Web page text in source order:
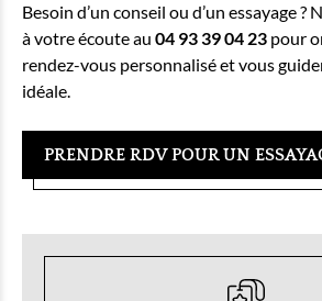
Besoin d’un conseil ou d’un essayage
à votre écoute au 04 93 39 04 23 pour
rendez-vous personnalisé et vous
idéale.
PRENDRE RDV POUR UN